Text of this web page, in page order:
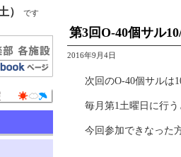
第3回O-40個サル
2016年9月4日
次回のO-40個サルは
毎月第1土曜日に行
今回参加できなった
） です